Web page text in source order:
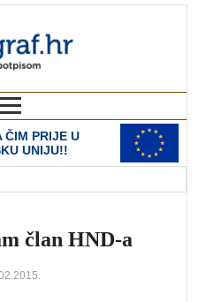
ČIM PRIJE U
UNIJU!!
član HND-a